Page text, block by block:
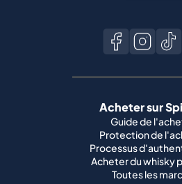
Acheter sur
Guide de
Protection de
Processus
Acheter du whisky
Toutes les